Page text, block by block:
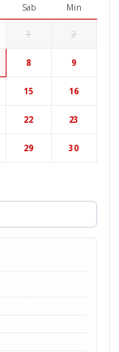
Sab Min
1 2
8 9
15 16
22 23
29 30